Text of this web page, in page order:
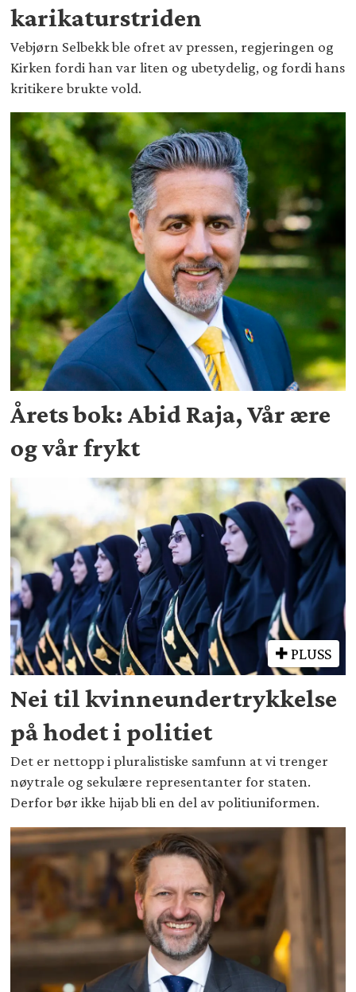
karikaturstriden
Vebjørn Selbekk ble ofret av pressen, regjeringen og
Kirken fordi han var liten og ubetydelig, og fordi hans
kritikere brukte vold.
Årets bok: Abid Raja, Vår ære
og vår frykt
PLUSS
Nei til kvinneundertrykkelse
på hodet i politiet
Det er nettopp i pluralistiske samfunn at vi trenger
nøytrale og sekulære representanter for staten.
Derfor bør ikke hijab bli en del av politiuniformen.